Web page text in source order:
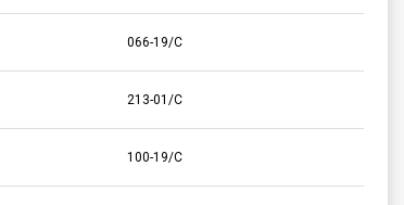
066-19/C
213-01/C
100-19/C